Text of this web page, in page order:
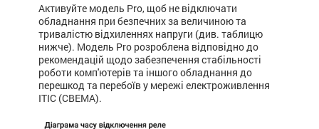
Активуйте модель Pro, щоб не відключати
обладнання при безпечних за величиною та
тривалістю відхиленнях напруги (див. таблицю
нижче). Модель Pro розроблена відповідно до
рекомендацій щодо забезпечення стабільності
роботи комп'ютерів та іншого обладнання до
перешкод та перебоїв у мережі електроживлення
ITIC (CBEMA).